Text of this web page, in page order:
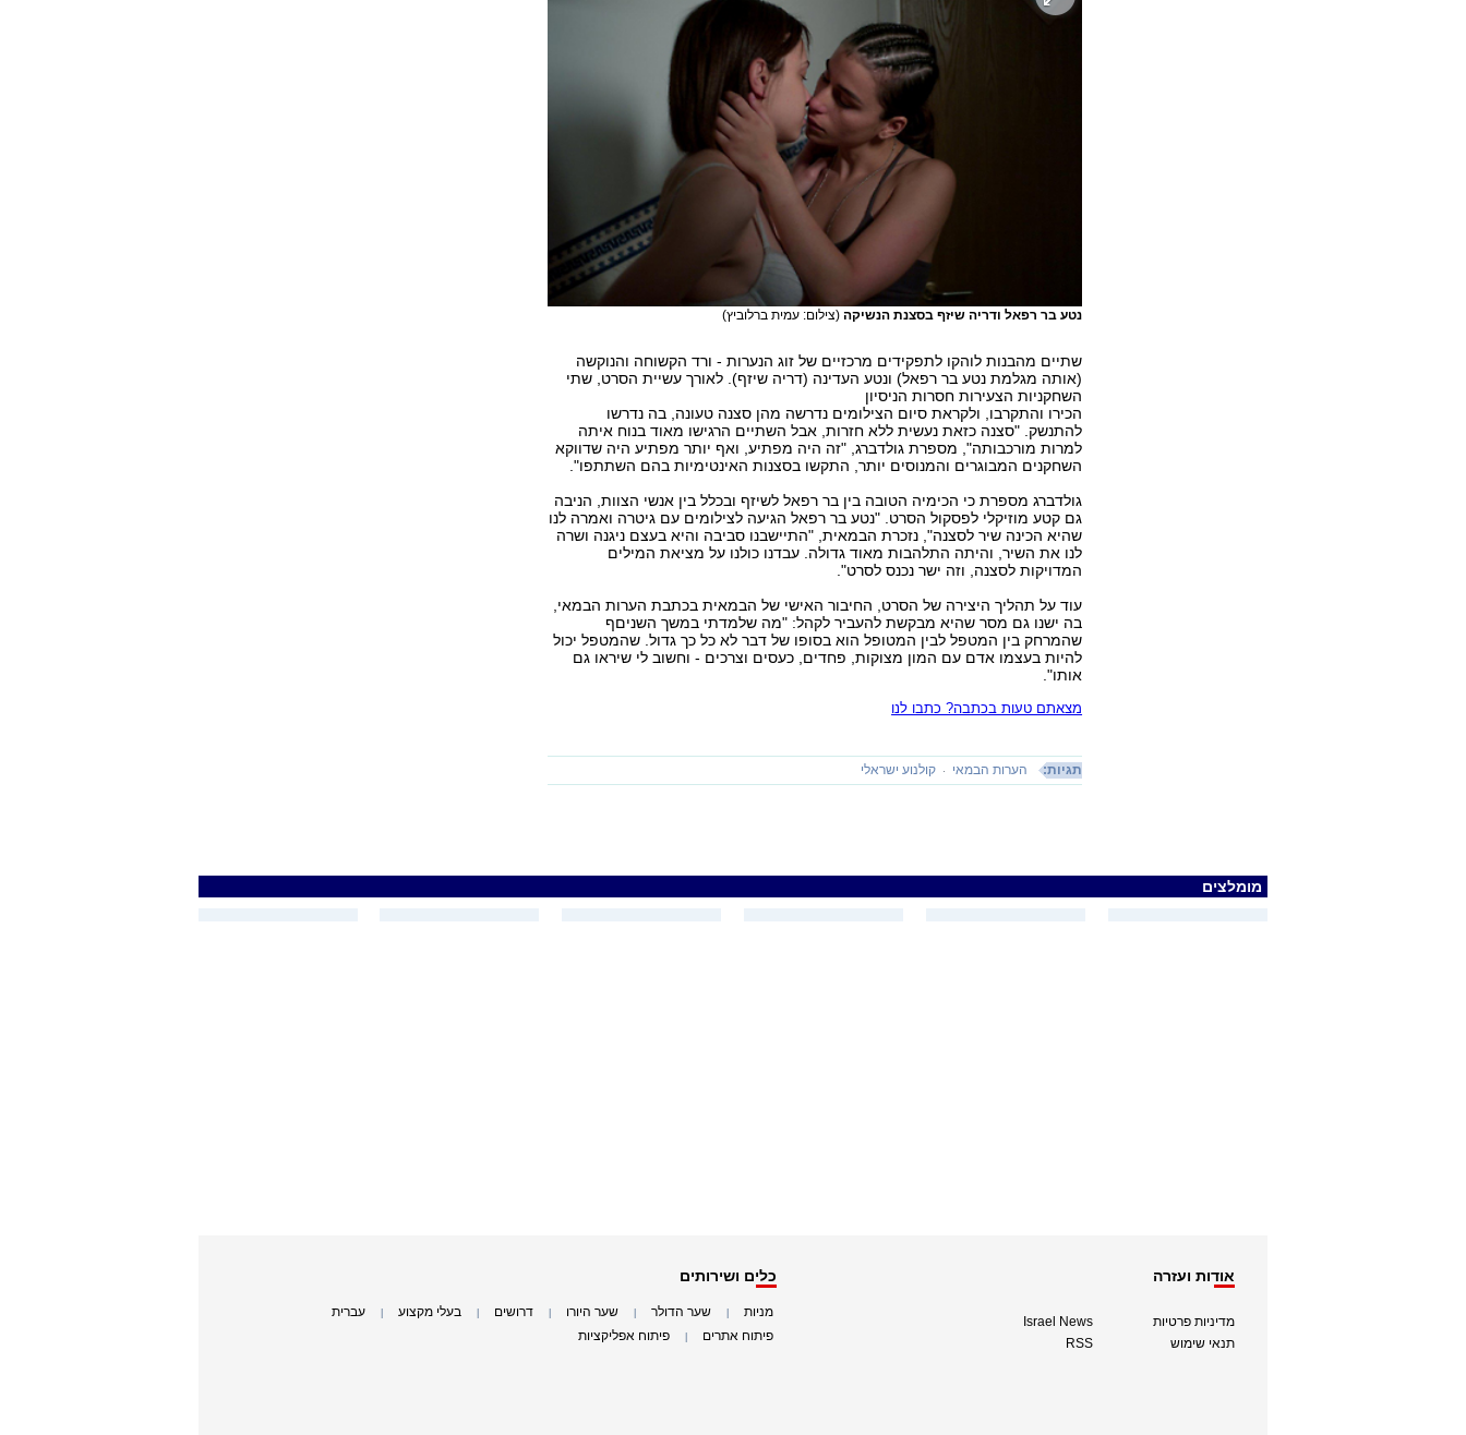
נטע בר רפאל ודריה שיזף בסצנת הנשיקה (צילום: עמית ברלוביץ)
שתיים מהבנות לוהקו לתפקידים מרכזיים של זוג הנערות - ורד הקשוחה והנוקשה
(אותה מגלמת נטע בר רפאל) ונטע העדינה (דריה שיזף). לאורך עשיית הסרט, שתי
השחקניות הצעירות חסרות הניסיון
הכירו והתקרבו, ולקראת סיום הצילומים נדרשה מהן סצנה טעונה, בה נדרשו
להתנשק. "סצנה כזאת נעשית ללא חזרות, אבל השתיים הרגישו מאוד בנוח איתה
למרות מורכבותה", מספרת גולדברג, "זה היה מפתיע, ואף יותר מפתיע היה שדווקא
השחקנים המבוגרים והמנוסים יותר, התקשו בסצנות האינטימיות בהם השתתפו".
גולדברג מספרת כי הכימיה הטובה בין בר רפאל לשיזף ובכלל בין אנשי הצוות, הניבה
גם קטע מוזיקלי לפסקול הסרט. "נטע בר רפאל הגיעה לצילומים עם גיטרה ואמרה לנו
שהיא הכינה שיר לסצנה", נזכרת הבמאית, "התיישבנו סביבה והיא בעצם ניגנה ושרה
לנו את השיר, והיתה התלהבות מאוד גדולה. עבדנו כולנו על מציאת המילים
המדויקות לסצנה, וזה ישר נכנס לסרט".
עוד על תהליך היצירה של הסרט, החיבור האישי של הבמאית בכתבת הערות הבמאי,
בה ישנו גם מסר שהיא מבקשת להעביר לקהל: "מה שלמדתי במשך השניםף
שהמרחק בין המטפל לבין המטופל הוא בסופו של דבר לא כל כך גדול. שהמטפל יכול
להיות בעצמו אדם עם המון מצוקות, פחדים, כעסים וצרכים - וחשוב לי שיראו גם
אותו".
מצאתם טעות בכתבה? כתבו לנו
תגיות: הערות הבמאי קולנוע ישראלי
מומלצים
אודות ועזרה
מדיניות פרטיות
תנאי שימוש
Israel News
RSS
כלים ושירותים
מניות שער הדולר שער היורו דרושים בעלי מקצוע עברית
פיתוח אתרים פיתוח אפליקציות